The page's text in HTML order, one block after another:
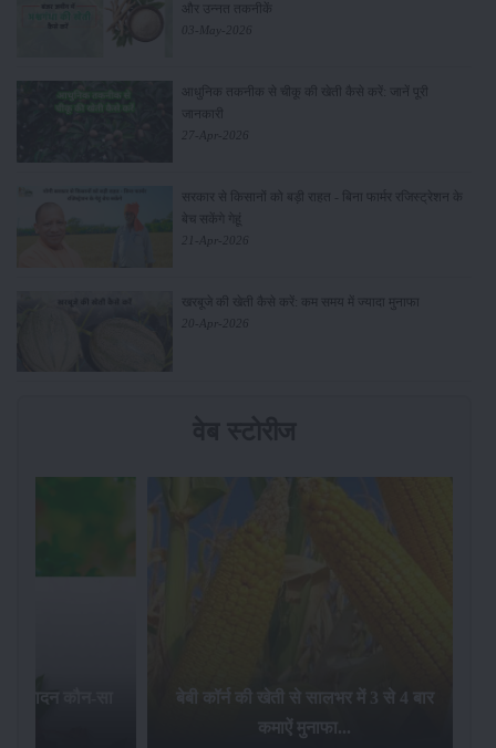
और उन्नत तकनीकें
03-May-2026
आधुनिक तकनीक से चीकू की खेती कैसे करें: जानें पूरी
जानकारी
27-Apr-2026
सरकार से किसानों को बड़ी राहत - बिना फार्मर रजिस्ट्रेशन के
बेच सकेंगे गेहूं
21-Apr-2026
खरबूजे की खेती कैसे करें: कम समय में ज्यादा मुनाफा
20-Apr-2026
उत्पादन कौन-सा
बेबी कॉर्न की खेती से सालभर में 3 से 4 बार
कमाऐं मुनाफा...